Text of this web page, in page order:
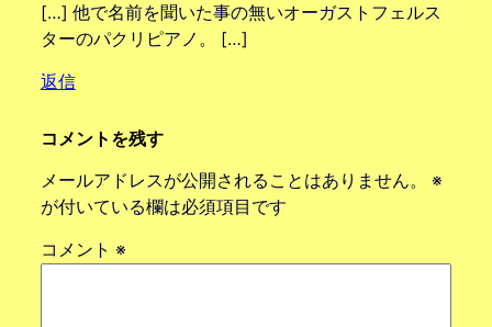
[…] 他で名前を聞いた事の無いオーガストフェルス
ターのパクリピアノ。 […]
返信
コメントを残す
メールアドレスが公開されることはありません。
※
が付いている欄は必須項目です
コメント ※